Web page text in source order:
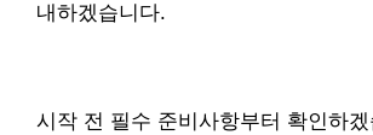
내하겠습니다.
시작 전 필수 준비사항부터 확인하겠